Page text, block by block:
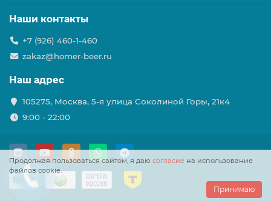
Продолжая пользоваться сайтом, я даю согласие на использование
файлов cookie.
Принимаю
Наши контакты
+7 (926) 460-1-460
zakaz@homer-beer.ru
Наш адрес
105275, Москва, 5-я улица Соколиной Горы, 21к4
9:00 - 22:00